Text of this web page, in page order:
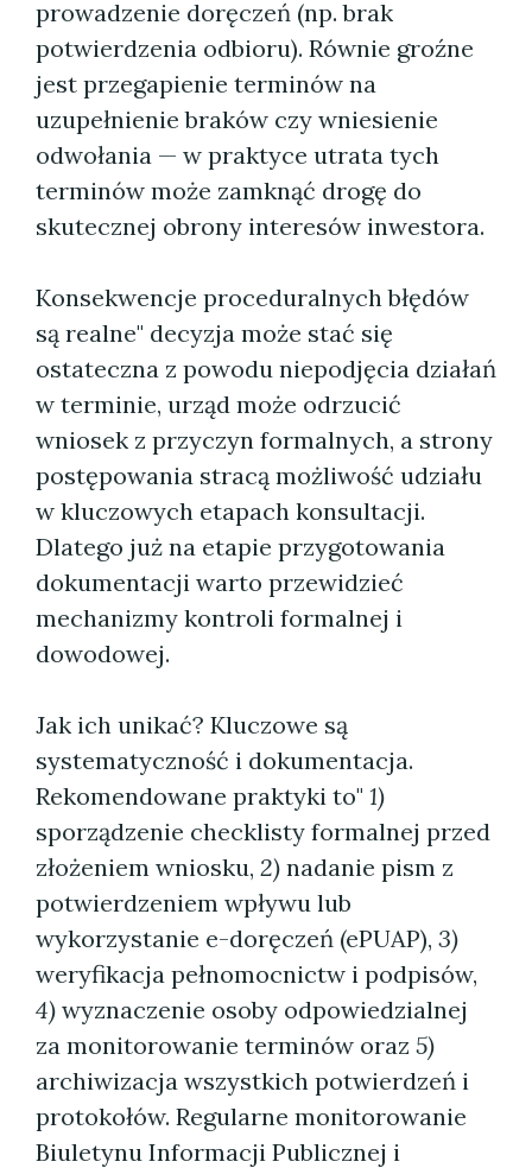
prowadzenie doręczeń (np. brak
potwierdzenia odbioru). Równie groźne
jest przegapienie terminów na
uzupełnienie braków czy wniesienie
odwołania — w praktyce utrata tych
terminów może zamknąć drogę do
skutecznej obrony interesów inwestora.
Konsekwencje proceduralnych błędów
są realne" decyzja może stać się
ostateczna z powodu niepodjęcia działań
w terminie, urząd może odrzucić
wniosek z przyczyn formalnych, a strony
postępowania stracą możliwość udziału
w kluczowych etapach konsultacji.
Dlatego już na etapie przygotowania
dokumentacji warto przewidzieć
mechanizmy kontroli formalnej i
dowodowej.
Jak ich unikać? Kluczowe są
systematyczność i dokumentacja.
Rekomendowane praktyki to" 1)
sporządzenie checklisty formalnej przed
złożeniem wniosku, 2) nadanie pism z
potwierdzeniem wpływu lub
wykorzystanie e-doręczeń (ePUAP), 3)
weryfikacja pełnomocnictw i podpisów,
4) wyznaczenie osoby odpowiedzialnej
za monitorowanie terminów oraz 5)
archiwizacja wszystkich potwierdzeń i
protokołów. Regularne monitorowanie
Biuletynu Informacji Publicznej i